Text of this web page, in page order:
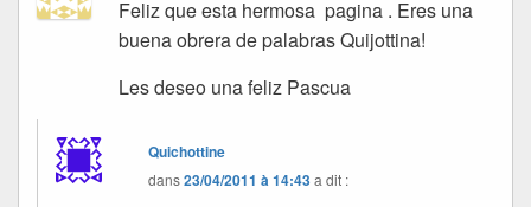
Feliz que esta hermosa pagina . Eres una
buena obrera de palabras Quijottina!
Les deseo una feliz Pascua
Quichottine
dans23/04/2011 à 14:43a dit :